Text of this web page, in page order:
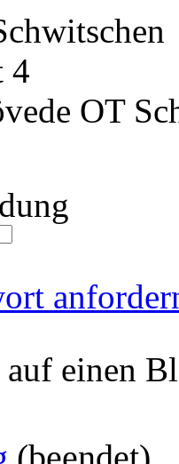
4
OT
auf einen